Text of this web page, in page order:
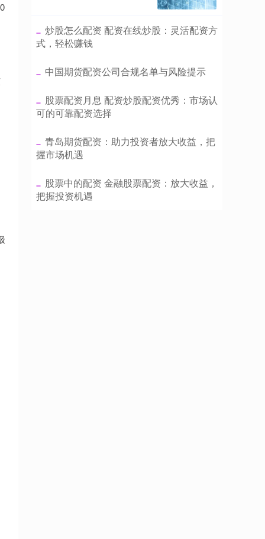
​炒股怎么配资 配资在线炒股：灵活配资方
式，轻松赚钱
​中国期货配资公司合规名单与风险提示
​股票配资月息 配资炒股配资优秀：市场认
可的可靠配资选择
​青岛期货配资：助力投资者放大收益，把
握市场机遇
​股票中的配资 金融股票配资：放大收益，
把握投资机遇